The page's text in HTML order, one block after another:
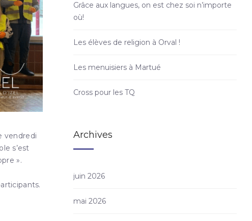
vendredi
s’est
».
Grâce aux langues, on est chez soi n’importe
où!
Les élèves de religion à Orval !
Les menuisiers à Martué
Cross pour les TQ
Archives
juin 2026
mai 2026